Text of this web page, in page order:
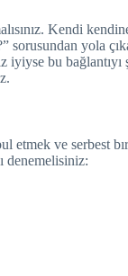
Kendi
sorusundan yola
bu bağlantıyı
etmek ve serbest
denemelisiniz: